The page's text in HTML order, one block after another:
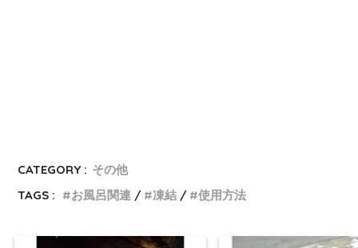
CATEGORY : その他
TAGS :
お風呂関連 凍結 使用方法